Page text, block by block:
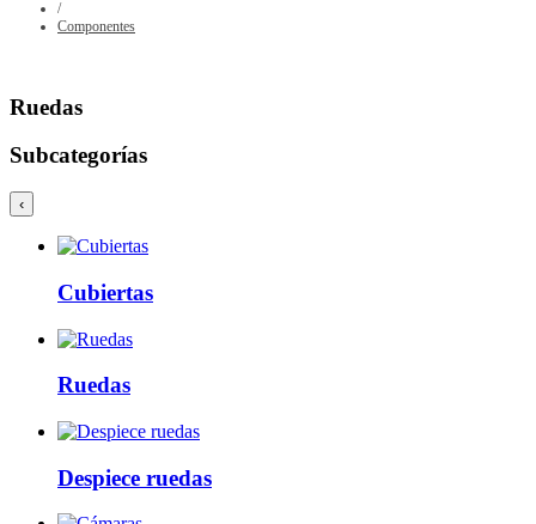
/
Componentes
Ruedas
Subcategorías
‹
Cubiertas
Ruedas
Despiece ruedas